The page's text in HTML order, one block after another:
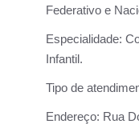
Federativo e
Especialidade:
Infantil.
Tipo de
Endereço: Rua